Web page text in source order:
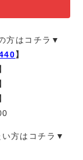
方はコチラ▼
】
方はコチラ▼